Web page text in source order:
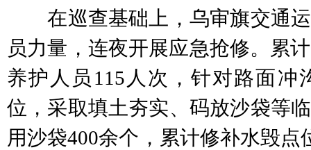
在巡查基础上，乌审旗交通运
员力量，连夜开展应急抢修。累
养护人员115人次，针对路面冲
位，采取填土夯实、码放沙袋等
用沙袋400余个，累计修补水毁点